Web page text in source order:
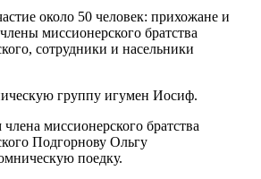
около 50 человек: прихожане и
миссионерского братства
сотрудники и насельники
группу игумен Иосиф.
миссионерского братства
Подгорнову Ольгу
поедку.